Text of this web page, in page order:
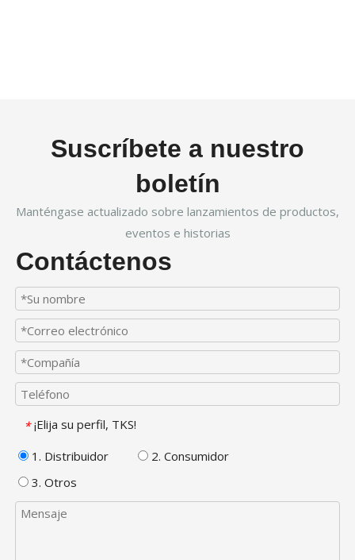
Suscríbete a nuestro
boletín
Manténgase actualizado sobre lanzamientos de productos,
eventos e historias
Contáctenos
* ¡Elija su perfil, TKS!
1. Distribuidor
2. Consumidor
3. Otros